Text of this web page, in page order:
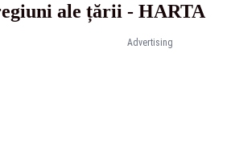
Advertising
ale țării - HARTA